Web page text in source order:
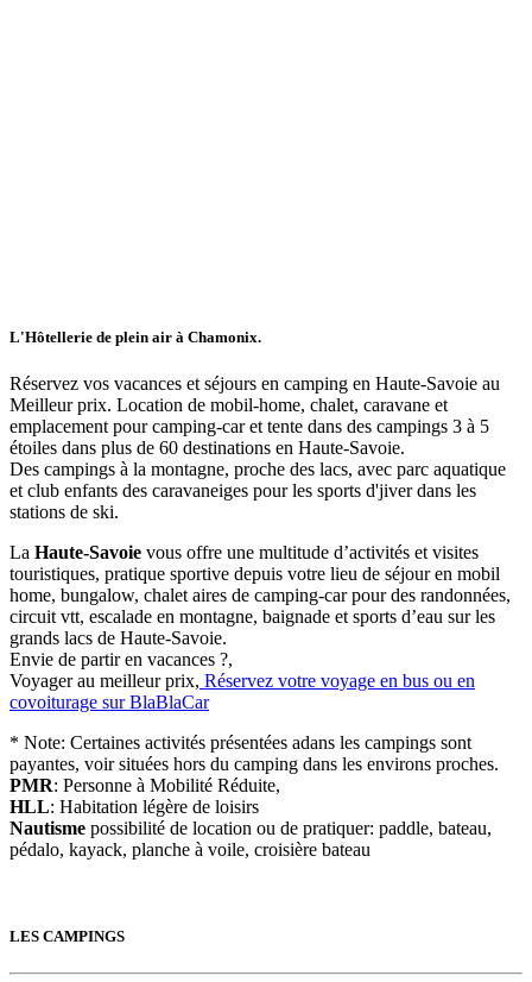
L'Hôtellerie de plein air à Chamonix.
Réservez vos vacances et séjours en camping en Haute-Savoie au
Meilleur prix. Location de mobil-home, chalet, caravane et
emplacement pour camping-car et tente dans des campings 3 à 5
étoiles dans plus de 60 destinations en Haute-Savoie.
Des campings à la montagne, proche des lacs, avec parc aquatique
et club enfants des caravaneiges pour les sports d'jiver dans les
stations de ski.
La Haute-Savoie vous offre une multitude d’activités et visites
touristiques, pratique sportive depuis votre lieu de séjour en mobil
home, bungalow, chalet aires de camping-car pour des randonnées,
circuit vtt, escalade en montagne, baignade et sports d’eau sur les
grands lacs de Haute-Savoie.
Envie de partir en vacances ?,
Voyager au meilleur prix, Réservez votre voyage en bus ou en
covoiturage sur BlaBlaCar
* Note: Certaines activités présentées adans les campings sont
payantes, voir situées hors du camping dans les environs proches.
PMR: Personne à Mobilité Réduite,
HLL: Habitation légère de loisirs
Nautisme possibilité de location ou de pratiquer: paddle, bateau,
pédalo, kayack, planche à voile, croisière bateau
LES CAMPINGS